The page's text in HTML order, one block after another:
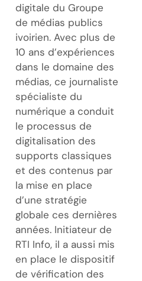
digitale du Groupe
de médias publics
ivoirien. Avec plus de
10 ans d’expériences
dans le domaine des
médias, ce journaliste
spécialiste du
numérique a conduit
le processus de
digitalisation des
supports classiques
et des contenus par
la mise en place
d’une stratégie
globale ces dernières
années. Initiateur de
RTI Info, il a aussi mis
en place le dispositif
de vérification des